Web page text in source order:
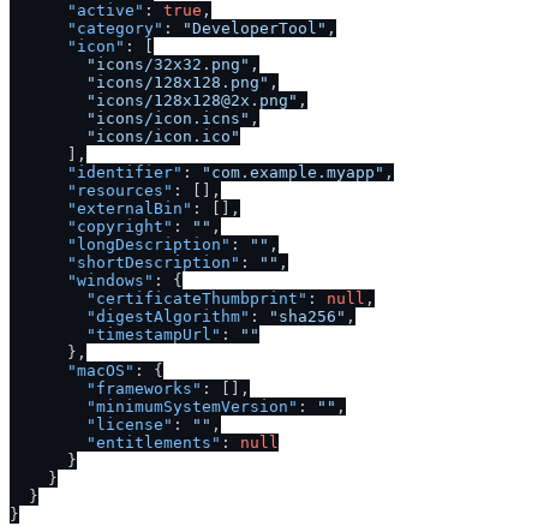
"active" : true ,
"category" : "DeveloperTool" ,
"icon" :
"icons/32x32.png" ,
"icons/128x128.png" ,
"icons/128x128@2x.png" ,
"icons/icon.icns" ,
"icons/icon.ico"
,
"identifier" : "com.example.myapp" ,
"resources" :
,
"externalBin" :
,
"copyright" : "" ,
"longDescription" : "" ,
"shortDescription" : "" ,
"windows" :
{
"certificateThumbprint" : null ,
"digestAlgorithm" : "sha256" ,
"timestampUrl" :
""
} ,
"macOS" :
{
"frameworks" :
,
"minimumSystemVersion" : "" ,
"license" : "" ,
"entitlements" :
null
}
}
}
}